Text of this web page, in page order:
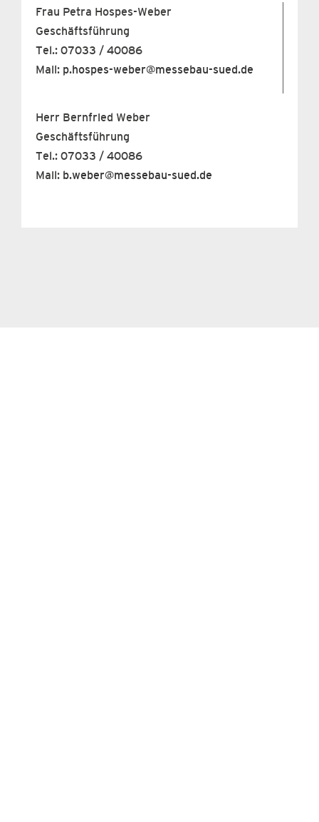
Frau Petra Hospes-Weber
Geschäftsführung
Tel.: 07033 / 40086
Mail: p.hospes-weber@messebau-sued.de
Herr Bernfried Weber
Geschäftsführung
Tel.: 07033 / 40086
Mail: b.weber@messebau-sued.de